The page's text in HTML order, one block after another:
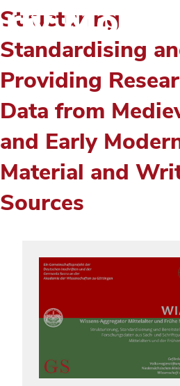
Structuring,
Standardising
Providing
Data from
and Early
Material and
Sources